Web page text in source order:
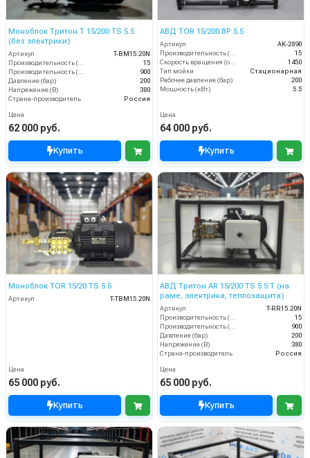
Моноблок Тритон T 15/200 TS 5.5
(без электрики)
Артикул
T-BM15.20N
Производительность (л/мин)
15
Производительность (л/ч)
900
Давление (бар)
200
Напряжение (В)
380
Страна-производитель
Россия
Цена
62 000 руб.
Купить
АВД TOR 15/200 BP 5.5
Артикул
AK-2890
Производительность (л/мин)
15
Скорость вращения (об/мин)
1450
Тип мойки
Стационарная
Рабочее давление (бар)
200
Мощность (кВт)
5.5
Цена
64 000 руб.
Купить
Моноблок TOR 15/20 TS 5.5
Артикул T-TBM15.20N
Цена
65 000 руб.
Купить
АВД Тритон AR 15/200 TS 5.5 T (на
раме, электрика, теплозащита)
Артикул
T-RR15.20N
Производительность (л/мин)
15
Производительность (л/ч)
900
Давление (бар)
200
Напряжение (В)
380
Страна-производитель
Россия
Цена
65 000 руб.
Купить